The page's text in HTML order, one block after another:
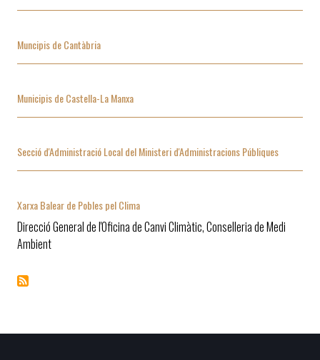
Muncipis de Cantàbria
Municipis de Castella-La Manxa
Secció d'Administració Local del Ministeri d'Administracions Públiques
Xarxa Balear de Pobles pel Clima
Direcció General de l'Oficina de Canvi Climàtic, Conselleria de Medi
Ambient